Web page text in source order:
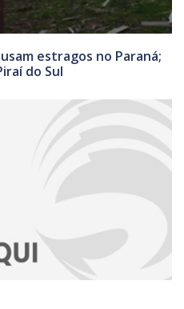
estragos no Paraná;
do Sul